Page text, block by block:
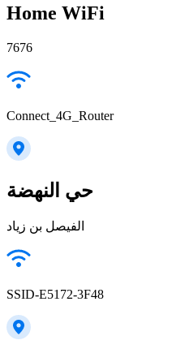
Home WiFi
7676
Connect_4G_Router
حي النهضة
الفيصل بن زياد
SSID-E5172-3F48